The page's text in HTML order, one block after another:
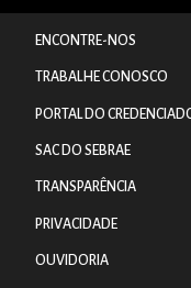
ENCONTRE-NOS
TRABALHE CONOSCO
PORTAL DO
SAC DO SEBRAE
TRANSPARÊNCIA
PRIVACIDADE
OUVIDORIA